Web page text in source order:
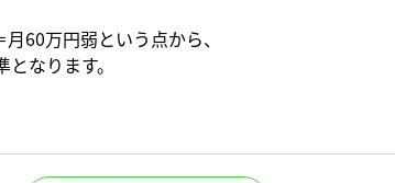
60万円弱という点から、
なります。